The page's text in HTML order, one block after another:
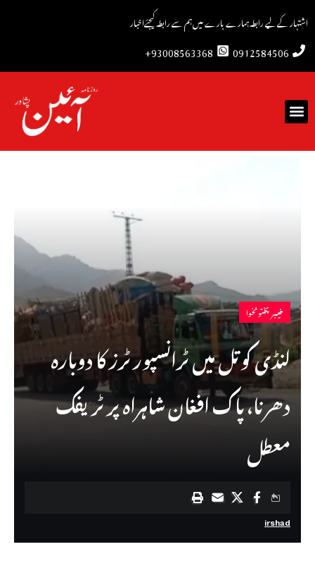
اشتہار کے لیے رابطہہمارے بارے میںہم سے رابطہ کیجئےاخبار
0912584506
93008563368+
خیبرپختونخوا
لنڈی کوتل میں ٹرانسپورٹرز کا دوبارہ
دھرنا، پاک افغان شاہراہ پر ٹریفک
معطل
irshad